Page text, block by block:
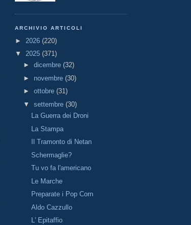
ARCHIVIO ARTICOLI
► 2026 (220)
▼ 2025 (371)
► dicembre (32)
► novembre (30)
► ottobre (31)
▼ settembre (30)
La Guerra dei Droni
La Stampa
Il Tramonto di Netan
Schermaglie?
Tu vo fa l'americano
Le Marche
Preparate i Pop Corn
Aldo Cazzullo
L' Epitaffio